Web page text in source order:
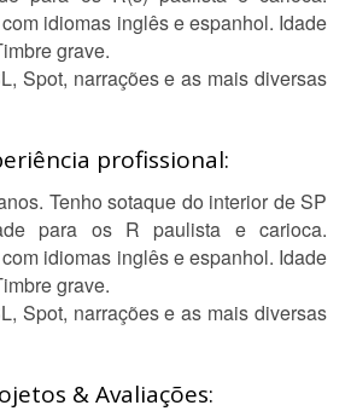
idiomas inglês e espanhol. Idade
grave.
Spot, narrações e as mais diversas
profissional:
Tenho sotaque do interior de SP
para os R paulista e carioca.
idiomas inglês e espanhol. Idade
grave.
Spot, narrações e as mais diversas
& Avaliações: